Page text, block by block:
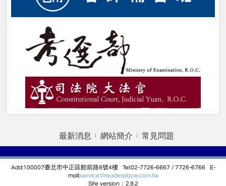
最新消息 網站簡介 常見問題
Add:100007臺北市中正區館前路8號4樓 Tel:02-7726-6667 / 7726-6766 E-
mail:service@readerplace.com.tw
Site version：2.9.2